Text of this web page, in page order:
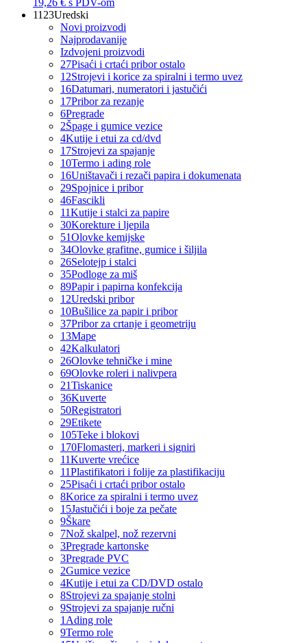
19,26 € s PDV-om
1123Uredski
Novi proizvodi
Najprodavanije
Izdvojeni proizvodi
27Pisaći i crtaći pribor ostalo
12Strojevi i korice za spiralni i termo uvez
16Datumari, numeratori i jastučići
17Pribor za rezanje
6Pregrade
2Špage i gumice vezice
4Kutije i etui za cd/dvd
17Strojevi za spajanje
10Termo i ading role
16Uništavači i rezači papira i dokumenata
29Spojnice i pribor
46Fascikli
11Kutije i stalci za papire
30Korekture i ljepila
51Olovke kemijske
34Olovke grafitne, gumice i šiljila
26Selotejp i stalci
35Podloge za miš
89Papir i papirna konfekcija
12Uredski pribor
10Bušilice za papir i pribor
37Pribor za crtanje i geometriju
13Mape
42Kalkulatori
26Olovke tehničke i mine
69Olovke roleri i nalivpera
21Tiskanice
36Kuverte
50Registratori
29Etikete
105Teke i blokovi
170Flomasteri, markeri i signiri
11Kuverte vrećice
11Plastifikatori i folije za plastifikaciju
25Pisaći i crtaći pribor ostalo
8Korice za spiralni i termo uvez
15Jastučići i boje za pečate
9Škare
7Nož skalpel, nož rezervni
3Pregrade kartonske
3Pregrade PVC
2Gumice vezice
4Kutije i etui za CD/DVD ostalo
8Strojevi za spajanje stolni
9Strojevi za spajanje ručni
1 Ading role
9Termo role